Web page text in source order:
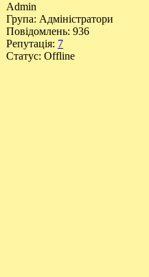
Admin
Група: Адміністратори
Повідомлень: 936
Репутація: 7
Статус: Offline